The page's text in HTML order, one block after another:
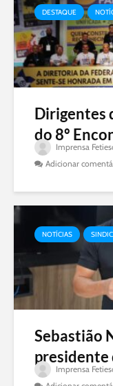
DESTAQUE
Dirigentes
do 8º
Imprensa
Adicionar
NOTÍCIAS
Sebastião
presidente
Imprensa